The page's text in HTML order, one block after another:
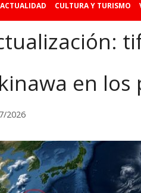
ACTUALIDAD CULTURA Y TURISMO
en los
2026